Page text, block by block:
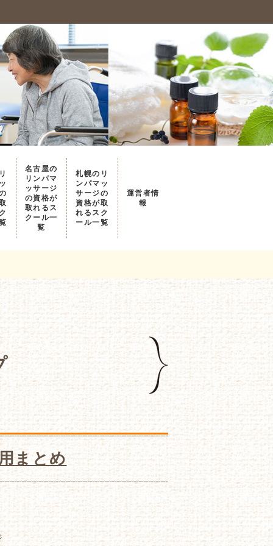
名古屋の
リンパマ
ッサージ
の資格が
取れるス
クール一
覧
札幌のリ
ンパマッ
サージの
資格が取
れるスク
ール一覧
運営者情
報
まとめ